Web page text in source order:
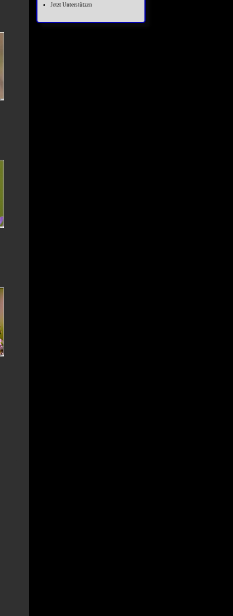
Jetzt Unterstützen